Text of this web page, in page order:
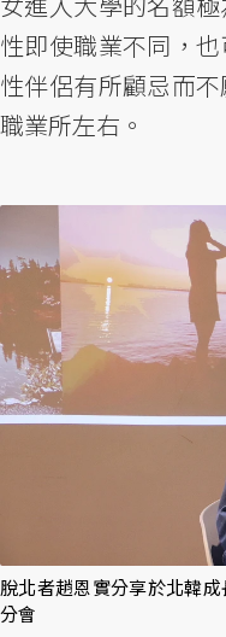
性即使職業不同，
性伴侶有所顧忌而
職業所左右。
脫北者趙恩實分享於北韓
分會